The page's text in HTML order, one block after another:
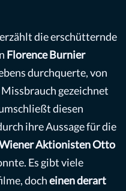
die erschütternde
Florence Burnier
durchquerte, von
gezeichnet
diesen
ihre Aussage für die
Aktionisten Otto
Es gibt viele
docheinen derart